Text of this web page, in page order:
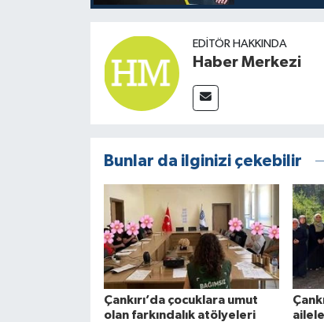
EDITÖR HAKKINDA
Haber Merkezi
Bunlar da ilginizi çekebilir
Çankırı’da çocuklara umut
olan farkındalık atölyeleri